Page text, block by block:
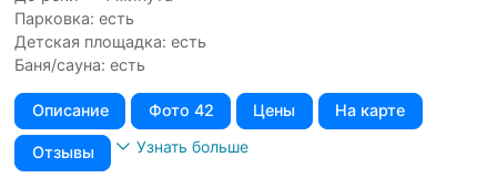
Парковка: есть
Детская площадка: есть
Баня/сауна: есть
Описание Фото 42 Цены На карте
Отзывы Узнать больше